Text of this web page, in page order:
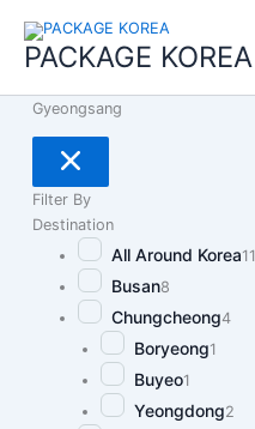
PACKAGE KOREA
Gyeongsang
Filter By
Destination
All Around Korea11
Busan8
Chungcheong4
Boryeong1
Buyeo1
Yeongdong2